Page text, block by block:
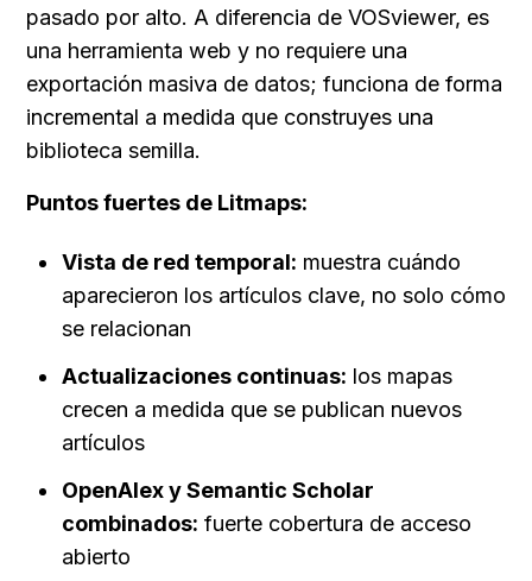
pasado por alto. A diferencia de VOSviewer, es
una herramienta web y no requiere una
exportación masiva de datos; funciona de forma
incremental a medida que construyes una
biblioteca semilla.
Puntos fuertes de Litmaps:
Vista de red temporal: muestra cuándo
aparecieron los artículos clave, no solo cómo
se relacionan
Actualizaciones continuas: los mapas
crecen a medida que se publican nuevos
artículos
OpenAlex y Semantic Scholar
combinados: fuerte cobertura de acceso
abierto